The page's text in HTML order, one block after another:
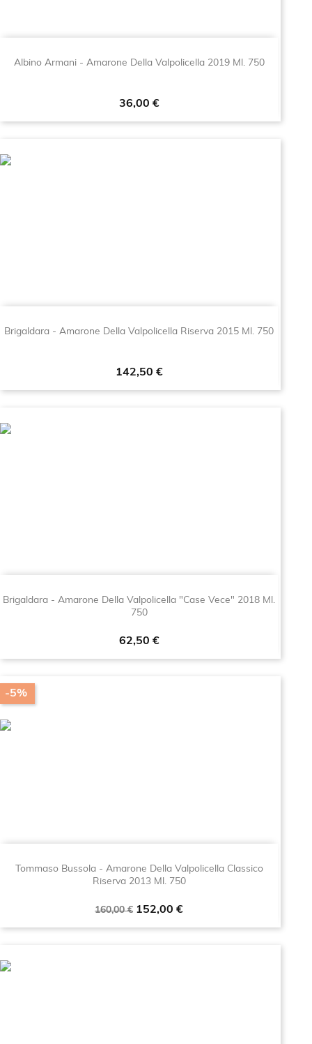
Albino Armani - Amarone Della Valpolicella 2019 Ml. 750
Prezzo
36,00 €
Brigaldara - Amarone Della Valpolicella Riserva 2015 Ml. 750
Prezzo
142,50 €
Brigaldara - Amarone Della Valpolicella "Case Vece" 2018 Ml.
750
Prezzo
62,50 €
Tommaso Bussola - Amarone Della Valpolicella Classico
Riserva 2013 Ml. 750
Prezzo
160,00 € Prezzo
152,00 €
-5%